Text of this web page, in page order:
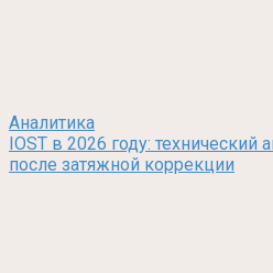
Аналитика
IOST в 2026 году: технический
после затяжной коррекции